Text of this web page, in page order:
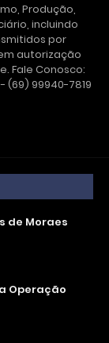
Produção,
incluindo
por
autorização
Fale Conosco:
99940-7819
de Moraes
Operação